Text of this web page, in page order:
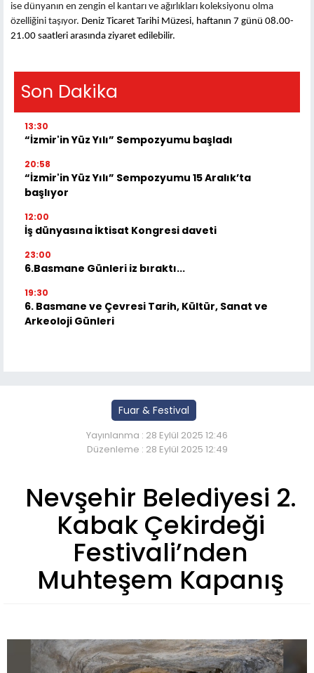
ise dünyanın en zengin el kantarı ve ağırlıkları koleksiyonu olma
özelliğini taşıyor. Deniz Ticaret Tarihi Müzesi, haftanın 7 günü 08.00-
21.00 saatleri arasında ziyaret edilebilir.
Son Dakika
13:30
“İzmir'in Yüz Yılı” Sempozyumu başladı
20:58
“İzmir'in Yüz Yılı” Sempozyumu 15 Aralık’ta
başlıyor
12:00
İş dünyasına İktisat Kongresi daveti
23:00
6.Basmane Günleri iz bıraktı...
19:30
6. Basmane ve Çevresi Tarih, Kültür, Sanat ve
Arkeoloji Günleri
Fuar & Festival
Yayınlanma : 28 Eylül 2025 12:46
Düzenleme : 28 Eylül 2025 12:49
Nevşehir Belediyesi 2.
Kabak Çekirdeği
Festivali’nden
Muhteşem Kapanış